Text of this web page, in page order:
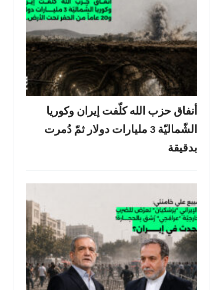
أنفاق حزب الله كلّفت إيران وكوريا
الشّماليّة 3 مليارات دولار ثمّ دُمرت
بدقيقة